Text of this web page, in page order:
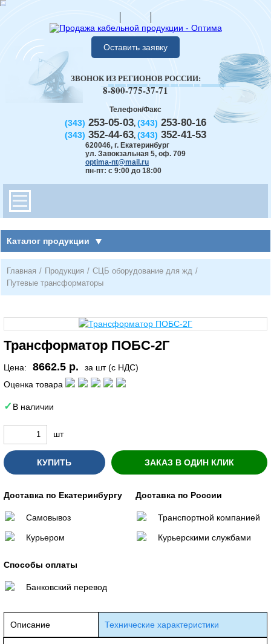
Оставить заявку
Телефон/Факс
(343) 253-05-03, (343) 253-80-16
(343) 352-44-63, (343) 352-41-53
620046, г. Екатеринбург
ул. Завокзальная 5, оф. 709
optima-nt@mail.ru
пн-пт: с 9:00 до 18:00
ЗВОНОК ИЗ РЕГИОНОВ РОССИИ:
8-800-775-37-71
Каталог продукции
Главная / Продукция / СЦБ оборудование для жд /
Путевые трансформаторы
Трансформатор ПОБС-2Г
Цена: 8662.5 р.
за шт (с НДС)
Оценка товара
В наличии
шт
КУПИТЬ ЗАКАЗ В ОДИН КЛИК
Доставка по Екатеринбургу
Самовывоз
Курьером
Доставка по России
Транспортной компанией
Курьерскими службами
Способы оплаты
Банковский перевод
Описание Технические характеристики